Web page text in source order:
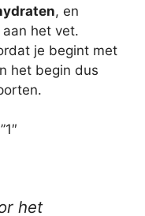
, en
het vet.
je begint met
het begin dus
het